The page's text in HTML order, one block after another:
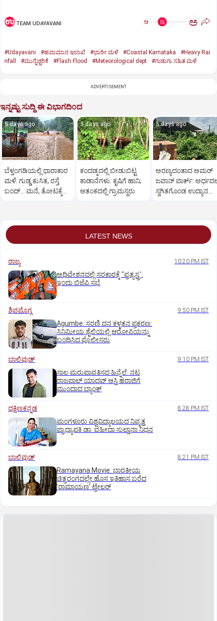
TEAM UDAYAVANI ಅ ಅ
#Udayavani #ಹವಾಮಾನ ಇಲಾಖೆ #ಭಾರೀ ಮಳೆ #Coastal Karnataka
#Heavy Rai
nfall
#ಮುನ್ನೆಚ್ಚರಿಕೆ #Flash Flood #Meteorological dept #ಗುಡುಗು ಸಹಿತ ಮಳೆ
ADVERTISEMENT
ಇನ್ನಷ್ಟು ಸುದ್ದಿ ಈ ವಿಭಾಗದಿಂದ
5 days ago
ಬೆಳ್ತಂಗಡಿಯಲ್ಲಿ ಧಾರಾಕಾರ
ಮಳೆ: ಗುಡ್ಡ ಕುಸಿತ, ರಸ್ತೆ
ಬಂದ್... ಮನೆ, ತೋಟಕ್ಕೆ
5 days ago
ಕಂದಡ್ಕದಲ್ಲಿ ಬೀಡುಬಿಟ್ಟ
ಕಾಡಾನೆಗಳು: ಕೃಷಿಗೆ ಹಾನಿ;
ಆತಂಕದಲ್ಲಿ ಗ್ರಾಮಸ್ಥರು
5 days ago
ಅರಣ್ಯದಂತಾದ ಅಮರ್‌
ಜವಾನ್‌ ಪಾರ್ಕ್‌:
ಸ್ಥಗಿತಗೊಂಡ ಉದ್ಯಾನ
LATEST NEWS
ರಾಜ್ಯ 10:20 PM IST
ಅಧಿವೇಶನದಲ್ಲಿ ಸರಕಾರಕ್ಕೆ "ಪ್ರತ್ಯಸ್ತ್ರ':
ಇಂದು ಬಿಜೆಪಿ ಸಭೆ
ಶಿವಮೊಗ್ಗ 9:50 PM IST
Agumbe: ಸರಣಿ ದನ ಕಳ್ಳತನ ಪ್ರಕರಣ:
ಸಿನಿಮೀಯ ಶೈಲಿಯಲ್ಲಿ ಆರೋಪಿಯನ್ನು
ಬಂಧಿಸಿದ ಪೊಲೀಸರು
ಬಾಲಿವುಡ್‌ 9:10 PM IST
ಸಾಲ ಮರುಪಾವತಿಸದ ಹಿನ್ನೆಲೆ: ನಟ
ರಾಜಪಾಲ್ ಯಾದವ್‌ ಆಸ್ತಿ ಹರಾಜಿಗೆ
ಮುಂದಾದ ಬ್ಯಾಂಕ್
ದಕ್ಷಿಣಕನ್ನಡ 8:28 PM IST
ಮಂಗಳೂರು ವಿಶ್ವವಿದ್ಯಾಲಯದ ನಿವೃತ್ತ
ಪ್ರಾಧ್ಯಾಪಕಿ ಡಾ. ವಹೀದಾ ಸುಲ್ತಾನಾ ನಿಧನ
ಬಾಲಿವುಡ್‌ 8:21 PM IST
Ramayana Movie: ಭಾರತೀಯ
ಚಿತ್ರರಂಗದಲ್ಲೇ ಹೊಸ ಇತಿಹಾಸ ಬರೆದ
ʼರಾಮಾಯಣʼ ಟ್ರೇಲರ್